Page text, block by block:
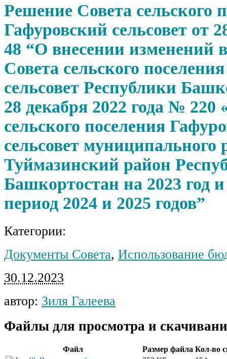
Решение Совета сельского
Гафуровский сельсовет от
48 “О внесении изменений
Совета сельского
сельсовет Республики
28 декабря 2022 года № 220
сельского поселения
сельсовет муниципального
Туймазинский район
Башкортостан на 2023 год
период 2024 и 2025 годов”
Категории:
Документы Совета, Использование
30.12.2023
автор: Зиля Галеева
Файлы для просмотра и
Файл Размер файла Кол-во